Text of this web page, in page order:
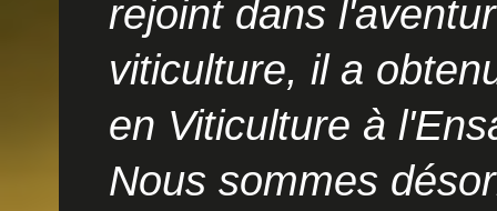
rejoint dans
viticulture, il a
en Viticulture à
Nous sommes